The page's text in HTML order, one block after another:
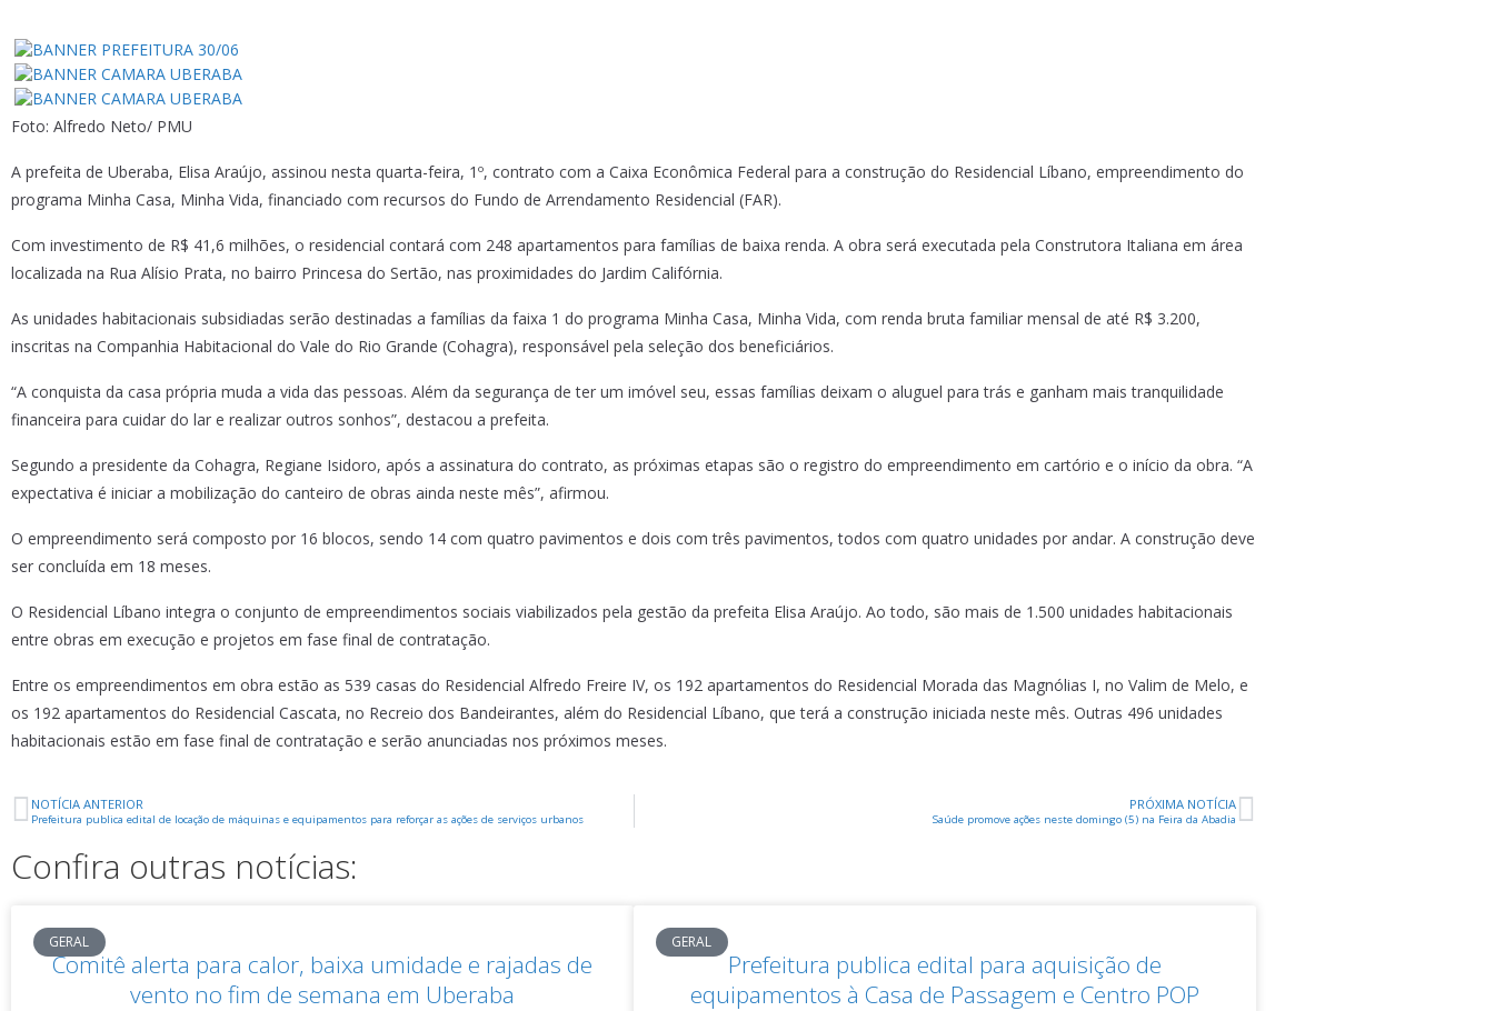
Foto: Alfredo Neto/ PMU
A prefeita de Uberaba, Elisa Araújo, assinou nesta quarta-feira, 1º, contrato com a Caixa Econômica Federal para a construção do Residencial Líbano, empreendimento do
programa Minha Casa, Minha Vida, financiado com recursos do Fundo de Arrendamento Residencial (FAR).
Com investimento de R$ 41,6 milhões, o residencial contará com 248 apartamentos para famílias de baixa renda. A obra será executada pela Construtora Italiana em área
localizada na Rua Alísio Prata, no bairro Princesa do Sertão, nas proximidades do Jardim Califórnia.
As unidades habitacionais subsidiadas serão destinadas a famílias da faixa 1 do programa Minha Casa, Minha Vida, com renda bruta familiar mensal de até R$ 3.200,
inscritas na Companhia Habitacional do Vale do Rio Grande (Cohagra), responsável pela seleção dos beneficiários.
“A conquista da casa própria muda a vida das pessoas. Além da segurança de ter um imóvel seu, essas famílias deixam o aluguel para trás e ganham mais tranquilidade
financeira para cuidar do lar e realizar outros sonhos”, destacou a prefeita.
Segundo a presidente da Cohagra, Regiane Isidoro, após a assinatura do contrato, as próximas etapas são o registro do empreendimento em cartório e o início da obra. “A
expectativa é iniciar a mobilização do canteiro de obras ainda neste mês”, afirmou.
O empreendimento será composto por 16 blocos, sendo 14 com quatro pavimentos e dois com três pavimentos, todos com quatro unidades por andar. A construção deve
ser concluída em 18 meses.
O Residencial Líbano integra o conjunto de empreendimentos sociais viabilizados pela gestão da prefeita Elisa Araújo. Ao todo, são mais de 1.500 unidades habitacionais
entre obras em execução e projetos em fase final de contratação.
Entre os empreendimentos em obra estão as 539 casas do Residencial Alfredo Freire IV, os 192 apartamentos do Residencial Morada das Magnólias I, no Valim de Melo, e
os 192 apartamentos do Residencial Cascata, no Recreio dos Bandeirantes, além do Residencial Líbano, que terá a construção iniciada neste mês. Outras 496 unidades
habitacionais estão em fase final de contratação e serão anunciadas nos próximos meses.
NOTÍCIA ANTERIOR
Prefeitura publica edital de locação de máquinas e equipamentos para reforçar as ações de serviços urbanos
PRÓXIMA NOTÍCIA
Saúde promove ações neste domingo (5) na Feira da Abadia
Confira outras notícias:
GERAL
Comitê alerta para calor, baixa umidade e rajadas de
vento no fim de semana em Uberaba
GERAL
Prefeitura publica edital para aquisição de
equipamentos à Casa de Passagem e Centro POP